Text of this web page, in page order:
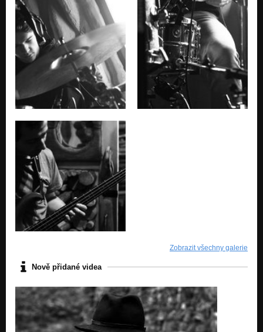
Zobrazit všechny galerie
Nově přidané videa